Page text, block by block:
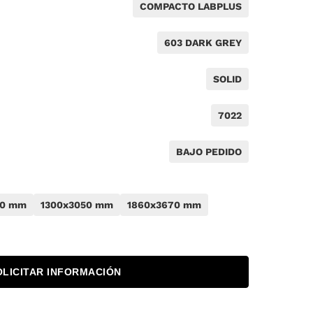
COMPACTO LABPLUS
603 DARK GREY
SOLID
7022
BAJO PEDIDO
mm 1300x3050 mm
1860x3670 mm
INFORMACIÓN